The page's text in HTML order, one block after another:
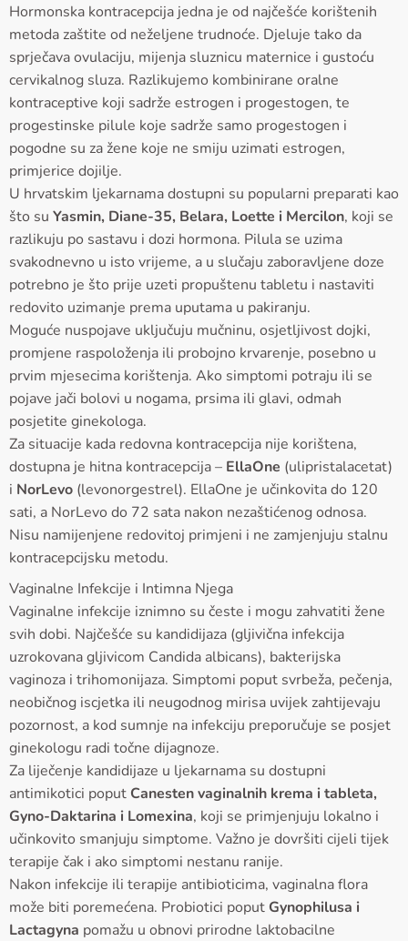
Hormonska kontracepcija jedna je od najčešće korištenih
metoda zaštite od neželjene trudnoće. Djeluje tako da
sprječava ovulaciju, mijenja sluznicu maternice i gustoću
cervikalnog sluza. Razlikujemo kombinirane oralne
kontraceptive koji sadrže estrogen i progestogen, te
progestinske pilule koje sadrže samo progestogen i
pogodne su za žene koje ne smiju uzimati estrogen,
primjerice dojilje.
U hrvatskim ljekarnama dostupni su popularni preparati kao
što su Yasmin, Diane-35, Belara, Loette i Mercilon, koji se
razlikuju po sastavu i dozi hormona. Pilula se uzima
svakodnevno u isto vrijeme, a u slučaju zaboravljene doze
potrebno je što prije uzeti propuštenu tabletu i nastaviti
redovito uzimanje prema uputama u pakiranju.
Moguće nuspojave uključuju mučninu, osjetljivost dojki,
promjene raspoloženja ili probojno krvarenje, posebno u
prvim mjesecima korištenja. Ako simptomi potraju ili se
pojave jači bolovi u nogama, prsima ili glavi, odmah
posjetite ginekologa.
Za situacije kada redovna kontracepcija nije korištena,
dostupna je hitna kontracepcija – EllaOne (ulipristalacetat)
i NorLevo (levonorgestrel). EllaOne je učinkovita do 120
sati, a NorLevo do 72 sata nakon nezaštićenog odnosa.
Nisu namijenjene redovitoj primjeni i ne zamjenjuju stalnu
kontracepcijsku metodu.
Vaginalne Infekcije i Intimna Njega
Vaginalne infekcije iznimno su česte i mogu zahvatiti žene
svih dobi. Najčešće su kandidijaza (gljivična infekcija
uzrokovana gljivicom Candida albicans), bakterijska
vaginoza i trihomonijaza. Simptomi poput svrbeža, pečenja,
neobičnog iscjetka ili neugodnog mirisa uvijek zahtijevaju
pozornost, a kod sumnje na infekciju preporučuje se posjet
ginekologu radi točne dijagnoze.
Za liječenje kandidijaze u ljekarnama su dostupni
antimikotici poput Canesten vaginalnih krema i tableta,
Gyno-Daktarina i Lomexina, koji se primjenjuju lokalno i
učinkovito smanjuju simptome. Važno je dovršiti cijeli tijek
terapije čak i ako simptomi nestanu ranije.
Nakon infekcije ili terapije antibioticima, vaginalna flora
može biti poremećena. Probiotici poput Gynophilusa i
Lactagyna pomažu u obnovi prirodne laktobacilne